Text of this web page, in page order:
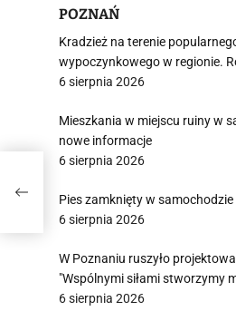
POZNAŃ
Kradzież na terenie
wypoczynkowego w regionie.
6 sierpnia 2026
Mieszkania w miejscu ruiny w
nowe informacje
6 sierpnia 2026
Pies zamknięty w
6 sierpnia 2026
W Poznaniu ruszyło
"Wspólnymi siłami stworzymy
6 sierpnia 2026